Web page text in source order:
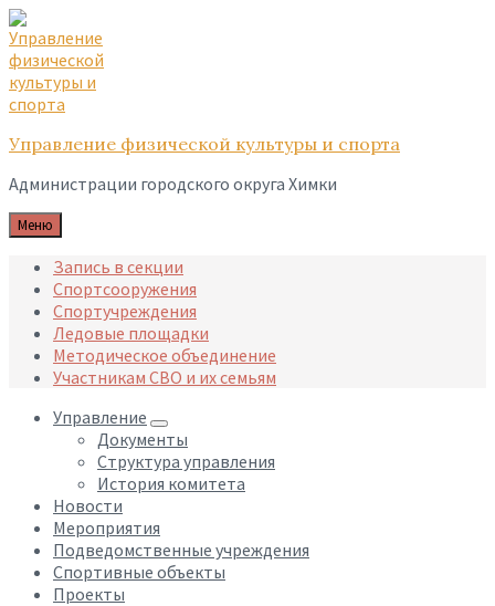
Skip
to
content
Skip
to
main
navigation
Skip
to
footer
Управление физической культуры и спорта
Администрации городского округа Химки
Меню
Запись в секции
Спортсооружения
Спортучреждения
Ледовые площадки
Методическое объединение
Участникам СВО и их семьям
Управление
Документы
Структура управления
История комитета
Новости
Мероприятия
Подведомственные учреждения
Спортивные объекты
Проекты